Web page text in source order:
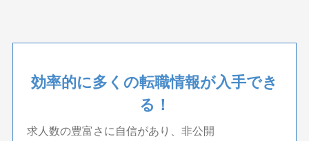
効率的に多くの転職情報が入手でき
る！
求人数の豊富さに自信があり、非公開